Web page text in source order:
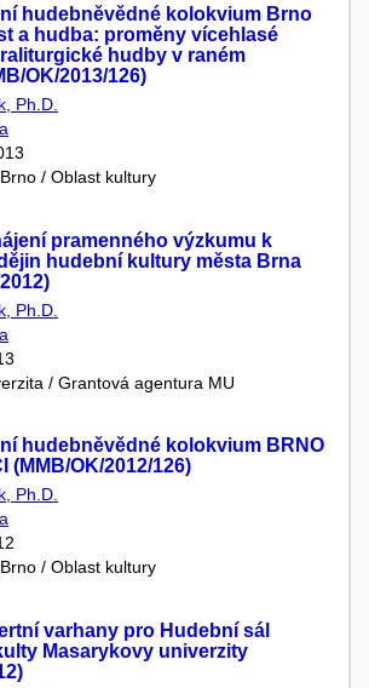
hudebněvědné kolokvium Brno
a hudba: proměny vícehlasé
hudby v raném
OK/2013/126)
Ph.D.
/ Oblast kultury
pramenného výzkumu k
hudební kultury města Brna
Ph.D.
/ Grantová agentura MU
hudebněvědné kolokvium BRNO
(MMB/OK/2012/126)
Ph.D.
/ Oblast kultury
varhany pro Hudební sál
Masarykovy univerzity